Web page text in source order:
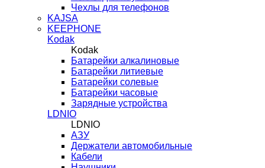
Чехлы для телефонов
KAJSA
KEEPHONE
Kodak
Kodak
Батарейки алкалиновые
Батарейки литиевые
Батарейки солевые
Батарейки часовые
Зарядные устройства
LDNIO
LDNIO
АЗУ
Держатели автомобильные
Кабели